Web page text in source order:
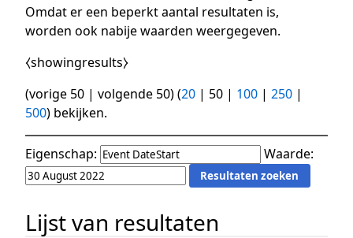
Omdat er een beperkt aantal resultaten is,
worden ook nabije waarden weergegeven.
⧼showingresults⧽
(vorige 50 | volgende 50) (20 | 50 | 100 | 250 |
500) bekijken.
Eigenschap: Waarde:
Lijst van resultaten